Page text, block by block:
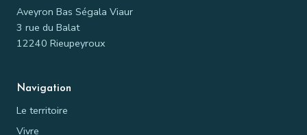
Aveyron Bas Ségala Viaur
3 rue du Balat
12240 Rieupeyroux
Navigation
Le territoire
Vivre